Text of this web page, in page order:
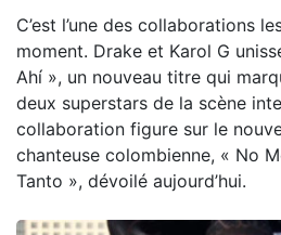
C’est l’une des collaborations
moment. Drake et Karol G
Ahí », un nouveau titre qui
deux superstars de la scène
collaboration figure sur le
chanteuse colombienne, « No
Tanto », dévoilé aujourd’hui.